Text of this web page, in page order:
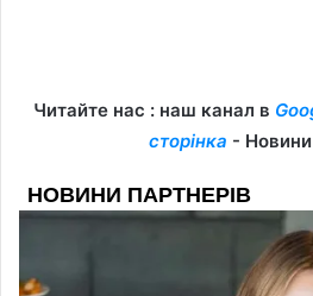
Читайте нас : наш канал в
сторінка - Новини